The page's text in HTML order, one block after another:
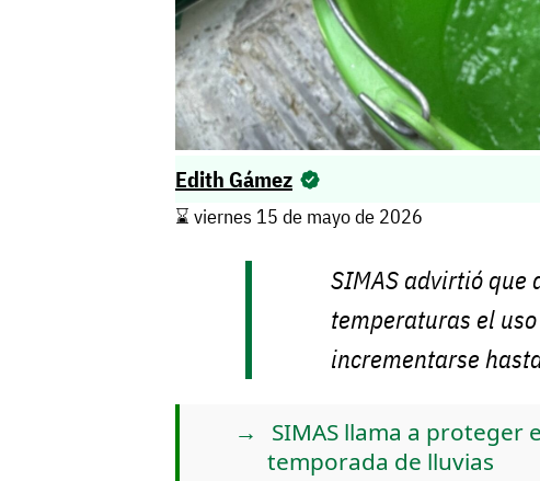
Edith Gámez
⌛️ viernes 15 de mayo de 2026
SIMAS advirtió que
temperaturas el
incrementarse
SIMAS llama a
temporada de lluvias